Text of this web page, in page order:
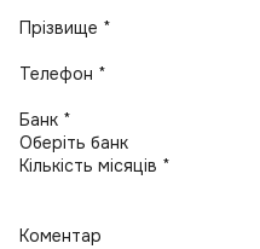
Прізвище *
Телефон *
Банк *
Кількість місяців *
Коментар